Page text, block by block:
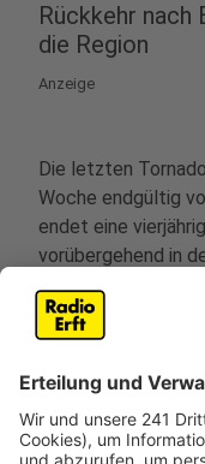
Rückkehr nach
die Region
Anzeige
Die letzten
Woche endgültig
endet eine
vorübergehend in
für den langen
Sanierung ihres
Büchel. Nach
die letzten Starts
Maschinen kehren
ursprünglichen